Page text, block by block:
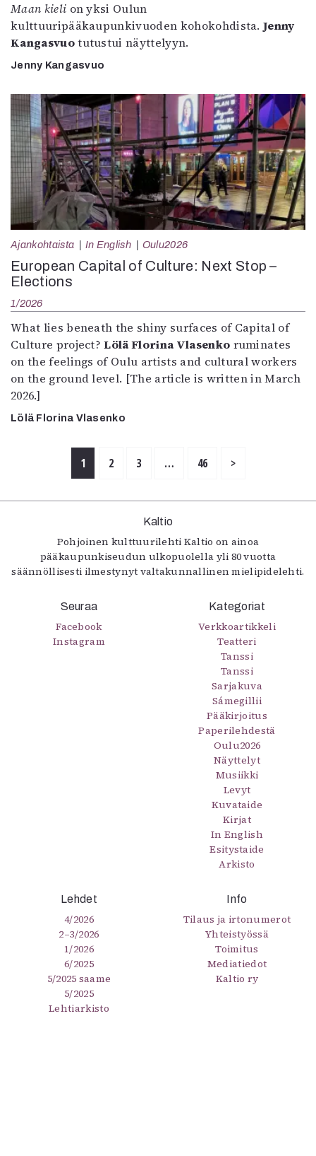
Maan kieli on yksi Oulun
kulttuuripääkaupunkivuoden kohokohdista.Jenny
Kangasvuotutustui näyttelyyn.
Jenny Kangasvuo
Ajankohtaista In English Oulu2026
European Capital of Culture: Next Stop –
Elections
1/2026
What lies beneath the shiny surfaces of Capital of
Culture project?Lölä Florina Vlasenko ruminates
on the feelings of Oulu artists and cultural workers
on the ground level. [The article is written in March
2026.]
Lölä Florina Vlasenko
1 2 3 … 46 >
Kaltio
Pohjoinen kulttuurilehti Kaltio on ainoa
pääkaupunkiseudun ulkopuolella yli 80 vuotta
säännöllisesti ilmestynyt valtakunnallinen mielipidelehti.
Seuraa
Facebook
Instagram
Kategoriat
Verkkoartikkeli
Teatteri
Tanssi
Tanssi
Sarjakuva
Sámegillii
Pääkirjoitus
Paperilehdestä
Oulu2026
Näyttelyt
Musiikki
Levyt
Kuvataide
Kirjat
In English
Esitystaide
Arkisto
Lehdet
4/2026
2–3/2026
1/2026
6/2025
5/2025 saame
5/2025
Lehtiarkisto
Info
Tilaus ja irtonumerot
Yhteistyössä
Toimitus
Mediatiedot
Kaltio ry